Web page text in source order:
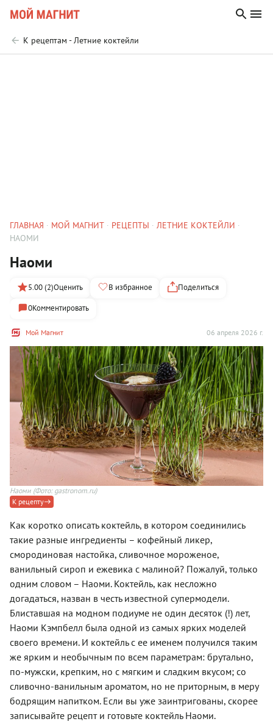
К рецептам - Летние коктейли
ГЛАВНАЯ МОЙ МАГНИТ РЕЦЕПТЫ
ЛЕТНИЕ КОКТЕЙЛИ
НАОМИ
Наоми
Мой Магнит 06 апреля 2026 г.
5.00 (2)Оценить В избранное
Поделиться
0Комментировать
Наоми (Фото: gastronom.ru)
К рецепту
Как коротко описать коктейль, в котором соединились
такие разные ингредиенты – кофейный ликер,
смородиновая настойка, сливочное мороженое,
ванильный сироп и ежевика с малиной? Пожалуй, только
одним словом – Наоми. Коктейль, как несложно
догадаться, назван в честь известной супермодели.
Блиставшая на модном подиуме не один десяток (!) лет,
Наоми Кэмпбелл была одной из самых ярких моделей
своего времени. И коктейль с ее именем получился таким
же ярким и необычным по всем параметрам: брутально,
по-мужски, крепким, но с мягким и сладким вкусом; со
сливочно-ванильным ароматом, но не приторным, в меру
бодрящим напитком. Если вы уже заинтригованы, скорее
записывайте рецепт и готовьте коктейль Наоми.